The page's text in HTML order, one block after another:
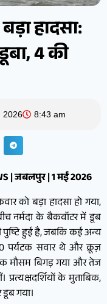
हादसा:
4 की
2026 8:43 am
| जबलपुर | 1 मई 2026
को बड़ा हादसा हो गया,
नर्मदा के बैकवॉटर में डूब
हुई है, जबकि कई अन्य
पर्यटक सवार थे और क्रूज़
मौसम बिगड़ गया और तेज
के मुताबिक,
गया।